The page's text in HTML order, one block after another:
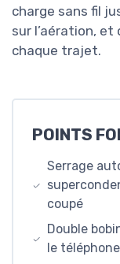
charge sans fil
sur l’aération, et
chaque trajet.
POINTS
Serrage
coupé
Double
le